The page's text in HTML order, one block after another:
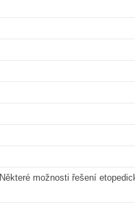
Některé možnosti řešení